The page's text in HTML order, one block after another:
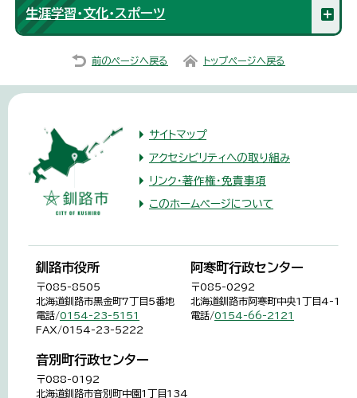
生涯学習・文化・スポーツ
前のページへ戻る トップページへ戻る
サイトマップ
アクセシビリティへの取り組み
リンク・著作権・免責事項
このホームページについて
釧路市役所
〒085-8505
北海道釧路市黒金町7丁目5番地
電話/0154-23-5151
FAX/0154-23-5222
阿寒町行政センター
〒085-0292
北海道釧路市阿寒町中央1丁目4-1
電話/0154-66-2121
音別町行政センター
〒088-0192
北海道釧路市音別町中園1丁目134